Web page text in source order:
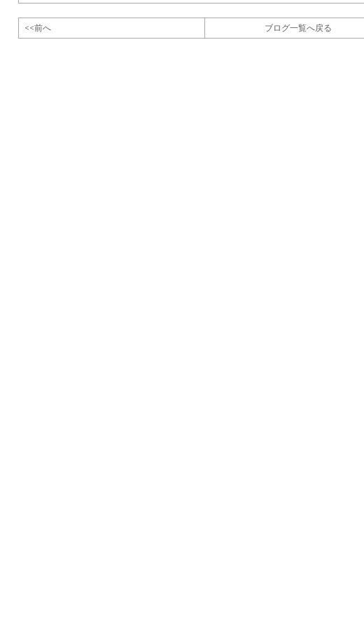
<<前へ ブログ一覧へ戻る